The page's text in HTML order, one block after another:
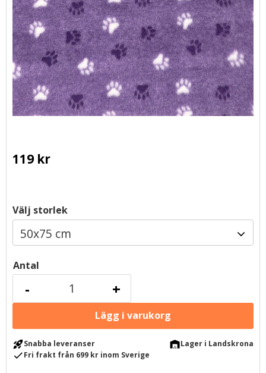
119kr
Välj storlek
Antal
+
-
rocket_launchSnabba leveranser warehouseLager i Landskrona
checkFri frakt från 699 kr inom Sverige